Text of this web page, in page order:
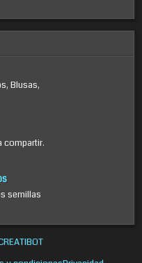
Blusas,
compartir.
semillas